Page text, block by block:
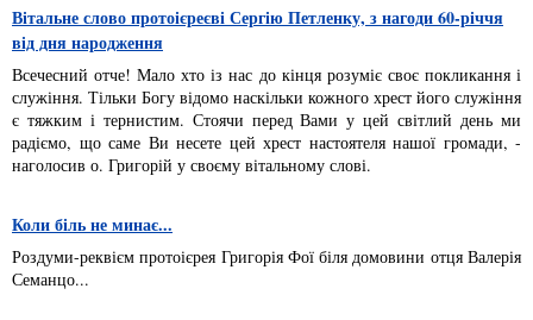
Вітальне слово протоієреєві Сергію Петленку, з нагоди 60-річчя
від дня народження
Всечесний отче! Мало хто із нас до кінця розуміє своє покликання і
служіння. Тільки Богу відомо наскільки кожного хрест його служіння
є тяжким і тернистим. Стоячи перед Вами у цей світлий день ми
радіємо, що саме Ви несете цей хрест настоятеля нашої громади, -
наголосив о. Григорій у своєму вітальному слові.
Коли біль не минає...
Роздуми-реквієм протоієрея Григорія Фої біля домовини отця Валерія
Семанцо...